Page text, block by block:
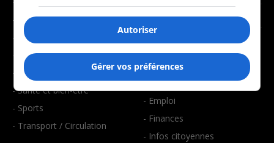
- Économie
- Éducation
- Environnement
- Faits divers
- Santé et bien-être
- Sports
- Transport / Circulation
BALADOS
- Art de vivre
- Bien-être
- Emploi
- Finances
- Infos citoyennes
Autoriser
Gérer vos préférences